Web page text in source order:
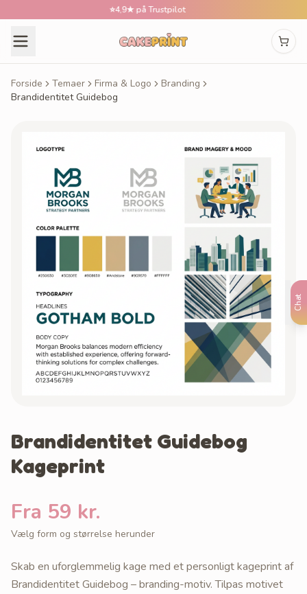
Chat
4,9★ på Trustpilot
Forside Temaer Firma & Logo
Branding
Brandidentitet Guidebog
Brandidentitet Guidebog
Kageprint
Fra 59 kr.
Vælg form og størrelse herunder
Skab en uforglemmelig kage med et personligt kageprint af
Brandidentitet Guidebog – branding-motiv. Tilpas motivet